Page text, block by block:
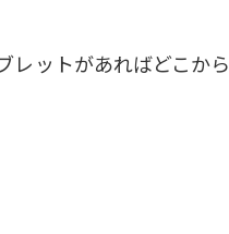
レットがあればどこから